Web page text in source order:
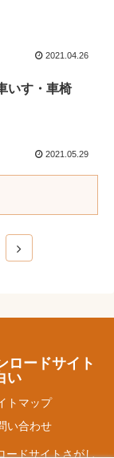
2021.04.26
いす・車椅
2021.05.29
ロードサイト
い
トマップ
い合わせ
ードサイトさがし